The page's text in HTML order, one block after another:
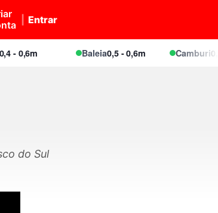
Entrar
0,6m Baleia0,5 - 0,6m Camburi0,5 -
do Sul